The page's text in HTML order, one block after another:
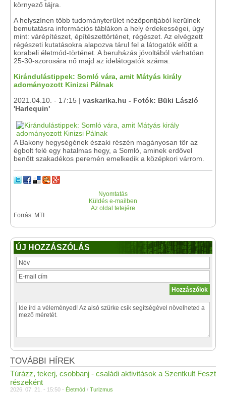
környező tájra.
A helyszínen több tudományterület nézőpontjából kerülnek
bemutatásra információs táblákon a hely érdekességei, úgy
mint: várépítészet, építészettörténet, régészet. Az elvégzett
régészeti kutatásokra alapozva tárul fel a látogatók előtt a
korabeli életmód-történet. A beruházás jóvoltából várhatóan
25-30-szorosára nő majd az idelátogatók száma.
Kirándulástippek: Somló vára, amit Mátyás király
adományozott Kinizsi Pálnak
2021.04.10. - 17:15 | vaskarika.hu - Fotók: Büki László
'Harlequin'
A Bakony hegységének északi részén magányosan tör az
égbolt felé egy hatalmas hegy, a Somló, aminek erdővel
benőtt szakadékos peremén emelkedik a középkori várrom.
Nyomtatás
Küldés e-mailben
Az oldal tetejére
Forrás: MTI
ÚJ HOZZÁSZÓLÁS
TOVÁBBI HÍREK
Túrázz, tekerj, csobbanj - családi aktivitások a Szentkult Feszt
részeként
2026. 07. 21. - 15:50 - Életmód / Turizmus